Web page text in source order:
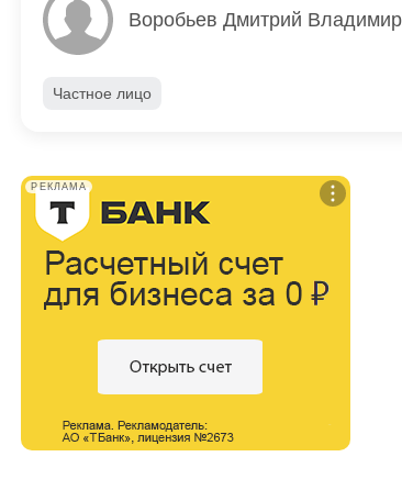
Воробьев Дмитрий
Частное лицо
РЕКЛАМА